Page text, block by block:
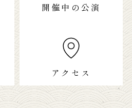
開催中の公演
アクセス